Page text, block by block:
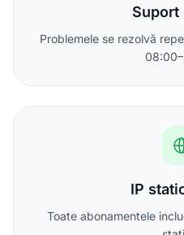
Suport
Problemele se rezolvă
IP
Toate abonamentele